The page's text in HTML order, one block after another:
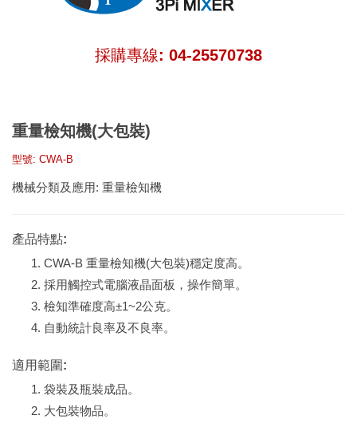
採購專線: 04-25570738
重量檢知機(大包裝)
型號: CWA-B
機械分類及應用: 重量檢知機
產品特點:
CWA-B 重量檢知機(大包裝)穩定度高。
採用觸控式電腦液晶面板，操作簡單。
檢知準確度高±1~2公克。
自動統計良率及不良率。
適用範圍:
袋裝及瓶裝成品。
大包裝物品。